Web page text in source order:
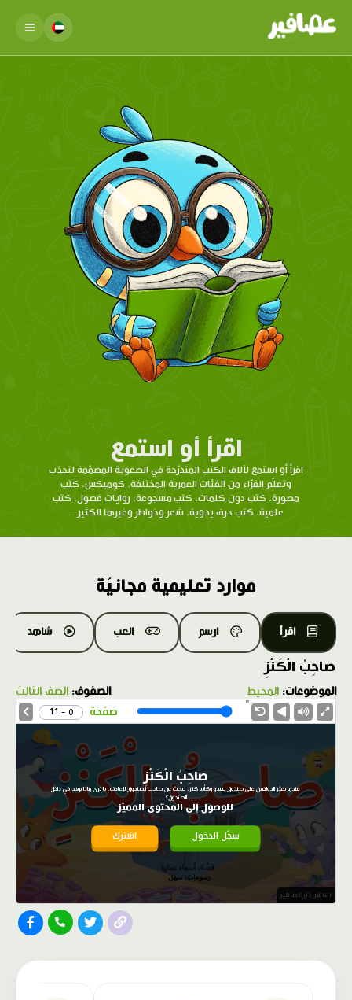
اقرأ أو استمع
اقرأ أو استمع لآلاف الكتب المتدرّحة في الصعوبة المصمّمة لتجذب
وتعلّم القرّاء من الفئات العمرية المختلفة. كوميكس، كتب
مصورة، كتب دون كلمات، كتب مسجوعة، روايات فصول، كتب
علمية، كتب حرف يدوية، شعر وخواطر وغيرها الكثير...
موارد تعليمية مجانيّة
اقرأ ارسم العب شاهد
صاحِبُ الْكَنْزِ
الموضوعات: المحيط الصفوف: الصف الثالث
صفحة 0 - 11
صاحِبُ الْكَنْزِ
عندما يعثر الدولفين على صنذوق بيبدو وكأنه كنز، يبحث عن صاحب الصندوق لإعادته. يا ترى ماذا يوجد في داخل
الصندوق؟
للوصول إلى المحتوى المميّز
سجّل الدخول اشترك
الناشر: دار عصافير